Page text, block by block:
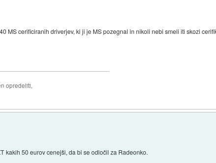
MS cerificiranih driverjev, ki ji je MS pozegnal in nikoli nebi smeli iti skozi
opredeliti,
kakih 50 eurov cenejši, da bi se odločil za Radeonko.